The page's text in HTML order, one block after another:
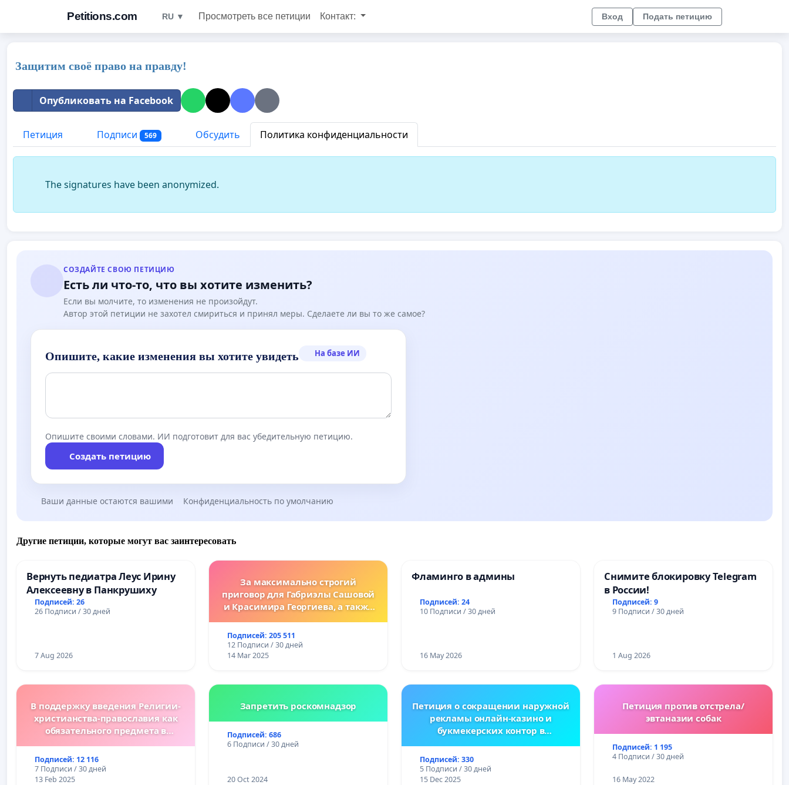
Petitions.com RU ▼ Просмотреть все петиции Контакт: Вход Подать петицию
Защитим своё право на правду!
Опубликовать на Facebook
Петиция Подписи 569 Обсудить Политика конфиденциальности
The signatures have been anonymized.
СОЗДАЙТЕ СВОЮ ПЕТИЦИЮ
Есть ли что-то, что вы хотите изменить?
Если вы молчите, то изменения не произойдут.
Автор этой петиции не захотел смириться и принял меры. Сделаете ли вы то же самое?
Опишите, какие изменения вы хотите увидеть На базе ИИ
Опишите своими словами. ИИ подготовит для вас убедительную петицию.
Создать петицию
Ваши данные остаются вашими Конфиденциальность по умолчанию
Другие петиции, которые могут вас заинтересовать
Вернуть педиатра Леус Ирину
Алексеевну в Панкрушиху
Подписей: 26
26 Подписи / 30 дней
7 Aug 2026
За максимально строгий
приговор для Габриэлы Сашовой
и Красимира Георгиева, а также
предусматривающие более
жесткие наказания за
преступления против животных!
Подписей: 205 511
12 Подписи / 30 дней
14 Mar 2025
Фламинго в админы
Подписей: 24
10 Подписи / 30 дней
16 May 2026
Снимите блокировку Telegram
в России!
Подписей: 9
9 Подписи / 30 дней
1 Aug 2026
В поддержку введения Религии-
христианства-православия как
обязательного предмета в
Подписей: 12 116
7 Подписи / 30 дней
13 Feb 2025
Запретить роскомнадзор
Подписей: 686
6 Подписи / 30 дней
20 Oct 2024
Петиция о сокращении наружной
рекламы онлайн-казино и
букмекерских контор в
Подписей: 330
5 Подписи / 30 дней
15 Dec 2025
Петиция против отстрела/
эвтаназии собак
Подписей: 1 195
4 Подписи / 30 дней
16 May 2022